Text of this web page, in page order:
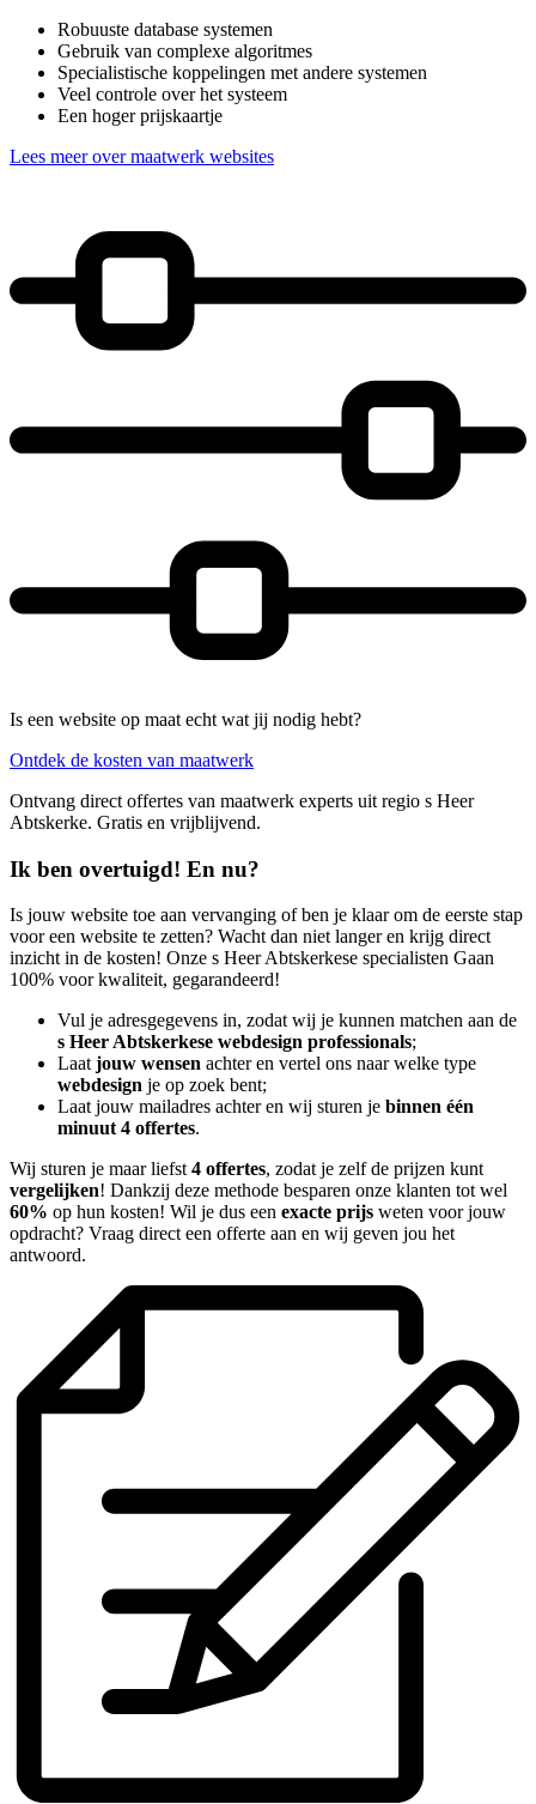
Robuuste database systemen
Gebruik van complexe algoritmes
Specialistische koppelingen met andere systemen
Veel controle over het systeem
Een hoger prijskaartje
Lees meer over maatwerk websites
Is een website op maat echt wat jij nodig hebt?
Ontdek de kosten van maatwerk
Ontvang direct offertes van maatwerk experts uit regio s Heer
Abtskerke. Gratis en vrijblijvend.
Ik ben overtuigd! En nu?
Is jouw website toe aan vervanging of ben je klaar om de eerste stap
voor een website te zetten? Wacht dan niet langer en krijg direct
inzicht in de kosten! Onze s Heer Abtskerkese specialisten Gaan
100% voor kwaliteit, gegarandeerd!
Vul je adresgegevens in, zodat wij je kunnen matchen aan de
s Heer Abtskerkese webdesign professionals;
Laat jouw wensen achter en vertel ons naar welke type
webdesign je op zoek bent;
Laat jouw mailadres achter en wij sturen je binnen één
minuut 4 offertes.
Wij sturen je maar liefst 4 offertes, zodat je zelf de prijzen kunt
vergelijken! Dankzij deze methode besparen onze klanten tot wel
60% op hun kosten! Wil je dus een exacte prijs weten voor jouw
opdracht? Vraag direct een offerte aan en wij geven jou het
antwoord.